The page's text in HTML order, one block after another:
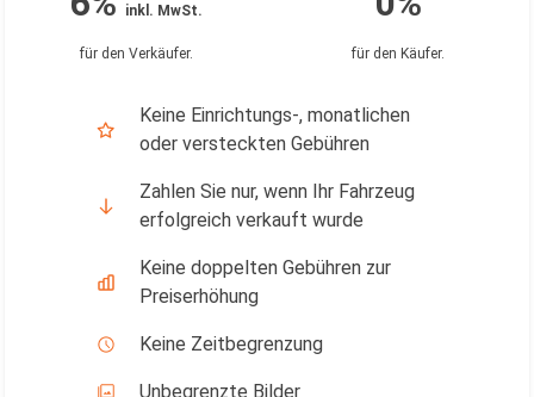
inkl. MwSt.
für den Verkäufer. für den Käufer.
Keine Einrichtungs-, monatlichen
oder versteckten Gebühren
Zahlen Sie nur, wenn Ihr Fahrzeug
erfolgreich verkauft wurde
Keine doppelten Gebühren zur
Preiserhöhung
Keine Zeitbegrenzung
Unbegrenzte Bilder